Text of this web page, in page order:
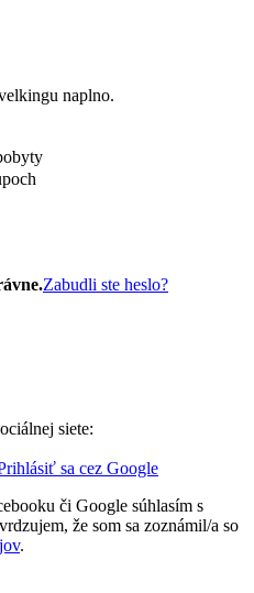
naplno.
Zabudli ste heslo?
siete:
sa cez Google
či Google súhlasím s
že som sa zoznámil/a so
.